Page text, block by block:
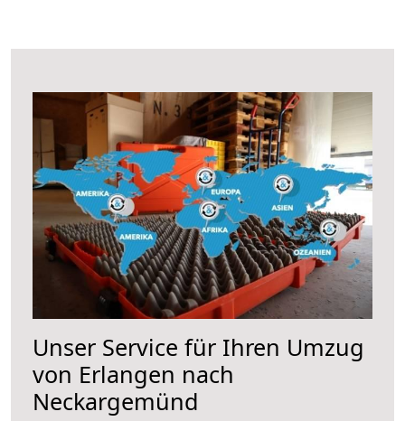
Unser Service für Ihren Umzug
von Erlangen nach
Neckargemünd